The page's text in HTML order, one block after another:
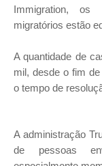
Immigration, os
migratórios estão
A quantidade de
mil, desde o fim
o tempo de
A administração
de pessoas